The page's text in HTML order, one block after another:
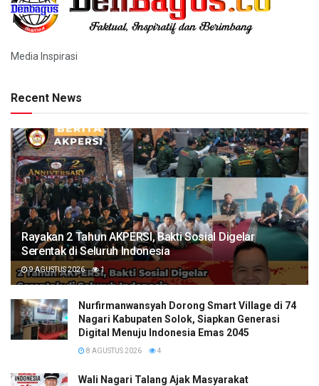
Media Inspirasi
Recent News
Rayakan 2 Tahun AKPERSI, Bakti Sosial Digelar
Serentak di Seluruh Indonesia
9 AGUSTUS 2026 1
Nurfirmanwansyah Dorong Smart Village di 74
Nagari Kabupaten Solok, Siapkan Generasi
Digital Menuju Indonesia Emas 2045
8 AGUSTUS 2026 4
Wali Nagari Talang Ajak Masyarakat